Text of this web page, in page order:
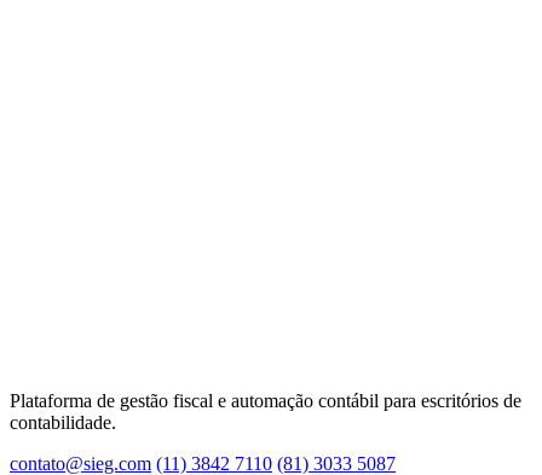
Plataforma de gestão fiscal e automação contábil para escritórios de
contabilidade.
contato@sieg.com (11) 3842 7110 (81) 3033 5087